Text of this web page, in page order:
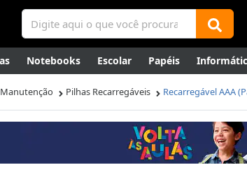
Notebooks Escolar Papéis
Gamers Higiene Mídias Envelopes
Canetas
Pilhas Recarregáveis Recarregável AAA